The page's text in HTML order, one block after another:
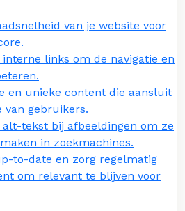
van je website voor
links om de navigatie en
en unieke content die aansluit
van gebruikers.
alt-tekst bij afbeeldingen om ze
in zoekmachines.
to-date en zorg regelmatig
om relevant te blijven voor